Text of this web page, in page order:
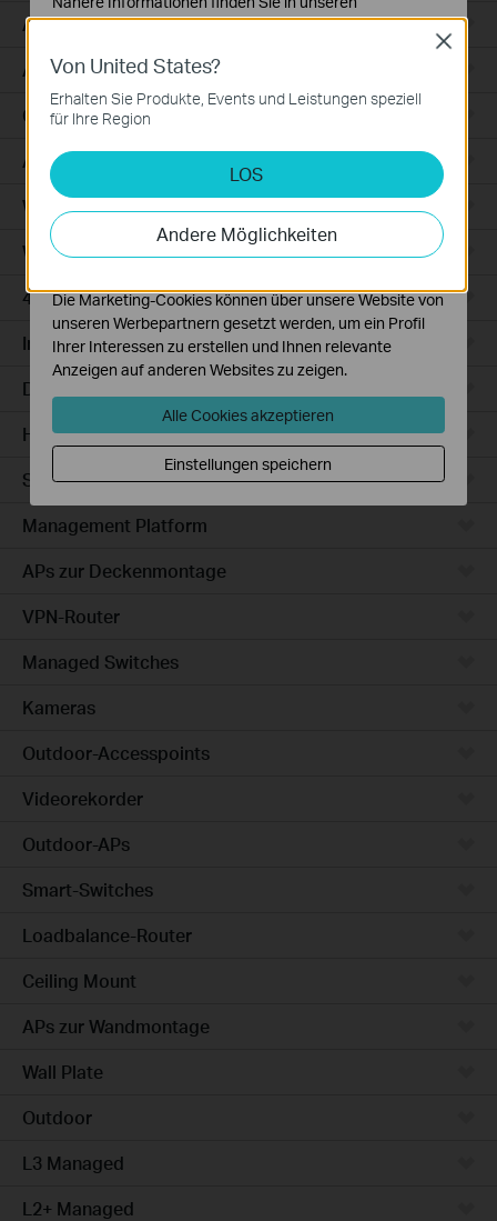
Access
Access Pro
GPON
Agile
Wired Gateways
WiFi Gateways
4G/5G WiFi Gateways
Integrated Gateways
DSL Gateways
Hardware
Software
Management Platform
APs zur Deckenmontage
VPN-Router
Managed Switches
Kameras
Outdoor-Accesspoints
Videorekorder
Outdoor-APs
Smart-Switches
Loadbalance-Router
Ceiling Mount
APs zur Wandmontage
Wall Plate
Outdoor
L3 Managed
L2+ Managed
Von United States?
Erhalten Sie Produkte, Events und Leistungen speziell
für Ihre Region
LOS
Andere Möglichkeiten
Close
Datenschutzhinweisen.
Notwendige Cookies
erforderlich und können in Ihren Systemen nicht
Analyse- und Marketing-Cookies
Analyse-Cookies ermöglichen es uns, Ihre Aktivitäten
auf unserer Website zu analysieren, um die
Funktionsweise unserer Website zu verbessern und
Die Marketing-Cookies können über unsere Website von
unseren Werbepartnern gesetzt werden, um ein Profil
Ihrer Interessen zu erstellen und Ihnen relevante
Anzeigen auf anderen Websites zu zeigen.
Alle Cookies akzeptieren
Einstellungen speichern